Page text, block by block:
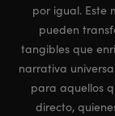
por igual. Este
pueden
tangibles que
narrativa
para aquellos
directo,